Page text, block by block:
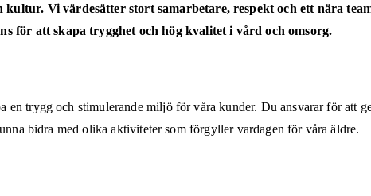
Vi värdesätter stort samarbetare, respekt och ett nära
för att skapa trygghet och hög kvalitet i vård och omsorg.
en trygg och stimulerande miljö för våra kunder. Du ansvarar för att
bidra med olika aktiviteter som förgyller vardagen för våra äldre.